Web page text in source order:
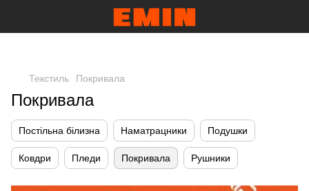
Текстиль Покривала
Покривала
Постільна білизна Наматрацники Подушки
Ковдри Пледи Покривала Рушники